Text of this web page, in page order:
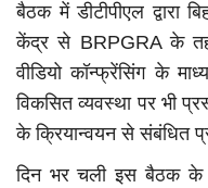
बैठक में डीटीपीएल द्वारा
केंद्र से BRPGRA के
वीडियो कॉन्फ्रेंसिंग के
विकसित व्यवस्था पर भी
के क्रियान्वयन से संबंधित
दिन भर चली इस बैठक के